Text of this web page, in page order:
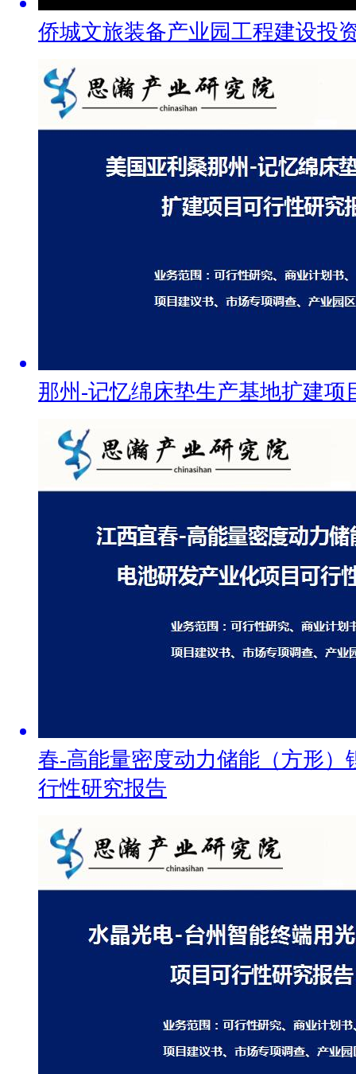
侨城文旅装备产业园工程建设投
那州-记忆绵床垫生产基地扩建项
春-高能量密度动力储能（方形）
行性研究报告